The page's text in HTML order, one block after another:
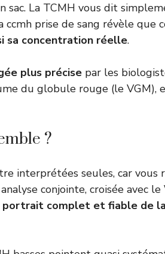
sac. La TCMH vous dit
ccmh prise de sang révèle que
sa concentration réelle.
plus précise par les
du globule rouge (le VGM),
?
interprétées seules, car vous
conjointe, croisée avec
portrait complet et fiable de